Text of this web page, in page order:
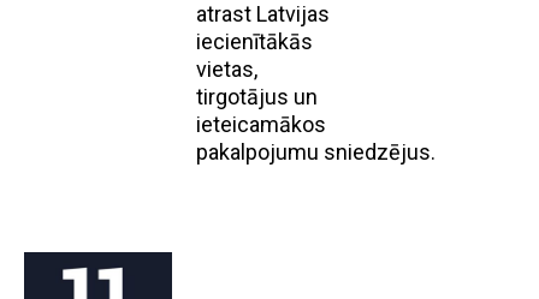
atrast Latvijas
iecienītākās
vietas,
tirgotājus un
ieteicamākos
pakalpojumu sniedzējus.